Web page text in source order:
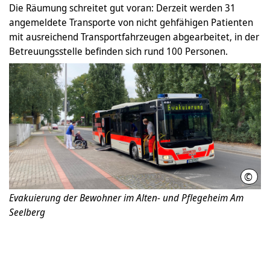
Die Räumung schreitet gut voran: Derzeit werden 31
angemeldete Transporte von nicht gehfähigen Patienten
mit ausreichend Transportfahrzeugen abgearbeitet, in der
Betreuungsstelle befinden sich rund 100 Personen.
©
Evakuierung der Bewohner im Alten- und Pflegeheim Am
Seelberg